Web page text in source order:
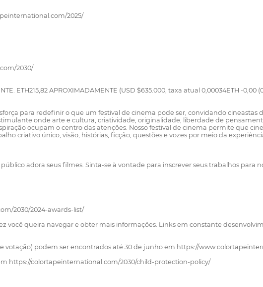
2025/
2030/
ETH215,82 APROXIMADAMENTE (USD $635.000, taxa atual 0,00034ETH -0,00
para redefinir o que um festival de cinema pode ser, convidando cineastas
onde arte e cultura, criatividade, originalidade, liberdade de
ocupam o centro das atenções. Nosso festival de cinema permite que
criativo único, visão, histórias, ficção, questões e vozes por meio da
adora seus filmes. Sinta-se à vontade para inscrever seus trabalhos para
2030/2024-awards-list/
você queira navegar e obter mais informações. Links em constante
votação) podem ser encontrados até 30 de junho em https://
https://colortapeinternational.com/2030/child-protection-policy/